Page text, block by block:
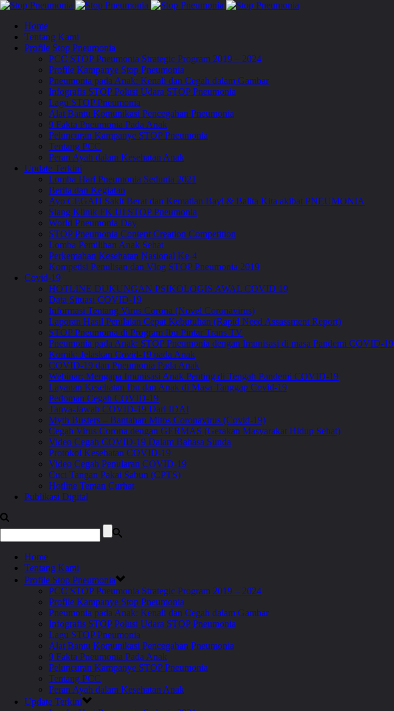
Home
Tentang Kami
Profile Stop Pneumonia
PCC STOP Pneumonia Strategic Program 2019 – 2024
Profile Kampanye Stop Pneumonia
Pneumonia pada Anak: Kenali dan Cegah dalam Gambar
Infografis STOP Polusi Udara STOP Pneumonia
Lagu STOP Pneumonia
Alat Bantu Komunikasi Pencegahan Pneumonia
9 Fakta Pneumonia Pada Anak
Peluncuran Kampanye STOP Pneumonia
Tentang PCC
Peran Ayah dalam Kesehatan Anak
Update Terkini
Lomba Hari Pneumonia Sedunia 2021
Berita dan Kegiatan
Ayo CEGAH Sakit Berat dan Kematian Bayi & Balita Kita akibat PNEUMONIA
Siang Klinik FK UI STOP Pneumonia
World Pneumonia Day
STOP Pneumonia Content Creation Competition
Lomba Pemilihan Anak Sehat
Perkemahan Kesehatan Nasional Ke-4
Kompetisi Penulisan dan Vlog STOP Pneumonia 2019
Covid-19
HOTLINE DUKUNGAN PSIKOLOGIS AWAL COVID 19
Data Situasi COVID-19
Informasi Tentang Virus Corona (Novel Coronavirus)
Laporan Hasil Penilaian Cepat Kebutuhan (Rapid Need Assassment Report)
STOP Pneumonia di Program Ibu Pintar Trans TV
Pneumonia pada Anak: STOP Pneumonia dengan Imunisasi di masa Pandemi COVID-19
Komik: Jelaskan Covid-19 pada Anak
COVID-19 dan Pneumonia Pada Anak
Webinar: Mengapa Imunisasi Anak Penting di Tengah Pandemi COVID-19
Layanan Kesehatan Ibu dan Anak di Masa Tanggap Covid-19
Pedoman Cegah COVID-19
Tanya-Jawab COVID-19 Dari IDAI
Myth Busters – Bantahan Mitos Coronavirus (Covid-19)
Cegah Virus Corona dengan GERMAS (Gerakan Masyarakat Hidup Sehat)
Video Cegah COVID-19 Dalam Bahasa Sunda
Protokol Kesehatan COVID-19
Video Cegah Penularan COVID-19
Cuci Tangan Pakai Sabun (CPTS)
Hotline Teman Curhat
Publikasi Digital
Home
Tentang Kami
Profile Stop Pneumonia
PCC STOP Pneumonia Strategic Program 2019 – 2024
Profile Kampanye Stop Pneumonia
Pneumonia pada Anak: Kenali dan Cegah dalam Gambar
Infografis STOP Polusi Udara STOP Pneumonia
Lagu STOP Pneumonia
Alat Bantu Komunikasi Pencegahan Pneumonia
9 Fakta Pneumonia Pada Anak
Peluncuran Kampanye STOP Pneumonia
Tentang PCC
Peran Ayah dalam Kesehatan Anak
Update Terkini